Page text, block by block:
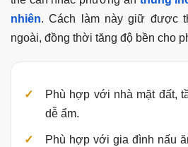
nhiên. Cách làm này giữ được
ngoài, đồng thời tăng độ bền cho
Phù hợp với nhà mặt đất,
dễ ẩm.
Phù hợp với gia đình nấu